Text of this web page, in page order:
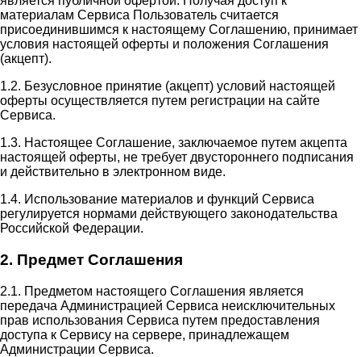
материалам Сервиса Пользователь считается
присоединившимся к настоящему Соглашению, принимает
условия настоящей оферты и положения Соглашения
(акцепт).
1.2. Безусловное принятие (акцепт) условий настоящей
оферты осуществляется путем регистрации на сайте
Сервиса.
1.3. Настоящее Соглашение, заключаемое путем акцепта
настоящей оферты, не требует двустороннего подписания
и действительно в электронном виде.
1.4. Использование материалов и функций Сервиса
регулируется нормами действующего законодательства
Российской Федерации.
2. Предмет Соглашения
2.1. Предметом настоящего Соглашения является
передача Администрацией Сервиса неисключительных
прав использования Сервиса путем предоставления
доступа к Сервису на сервере, принадлежащем
Администрации Сервиса.